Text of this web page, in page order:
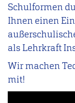
Schulformen
Ihnen einen
als Lehrkraft
Wir machen
mit!